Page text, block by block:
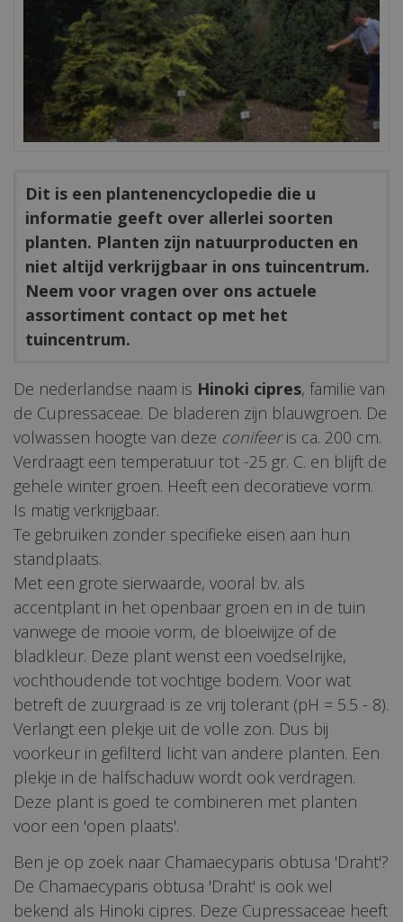
Dit is een plantenencyclopedie die u
informatie geeft over allerlei soorten
planten. Planten zijn natuurproducten en
niet altijd verkrijgbaar in ons tuincentrum.
Neem voor vragen over ons actuele
assortiment contact op met het
tuincentrum.
De nederlandse naam is Hinoki cipres, familie van
de Cupressaceae. De bladeren zijn blauwgroen. De
volwassen hoogte van deze conifeeris ca. 200 cm.
Verdraagt een temperatuur tot -25 gr. C. en blijft de
gehele winter groen. Heeft een decoratieve vorm.
Is matig verkrijgbaar.
Te gebruiken zonder specifieke eisen aan hun
standplaats.
Met een grote sierwaarde, vooral bv. als
accentplant in het openbaar groen en in de tuin
vanwege de mooie vorm, de bloeiwijze of de
bladkleur. Deze plant wenst een voedselrijke,
vochthoudende tot vochtige bodem. Voor wat
betreft de zuurgraad is ze vrij tolerant (pH = 5.5 - 8).
Verlangt een plekje uit de volle zon. Dus bij
voorkeur in gefilterd licht van andere planten. Een
plekje in de halfschaduw wordt ook verdragen.
Deze plant is goed te combineren met planten
voor een 'open plaats'.
Ben je op zoek naar Chamaecyparis obtusa 'Draht'?
De Chamaecyparis obtusa 'Draht' is ook wel
bekend als Hinoki cipres. Deze Cupressaceae heeft